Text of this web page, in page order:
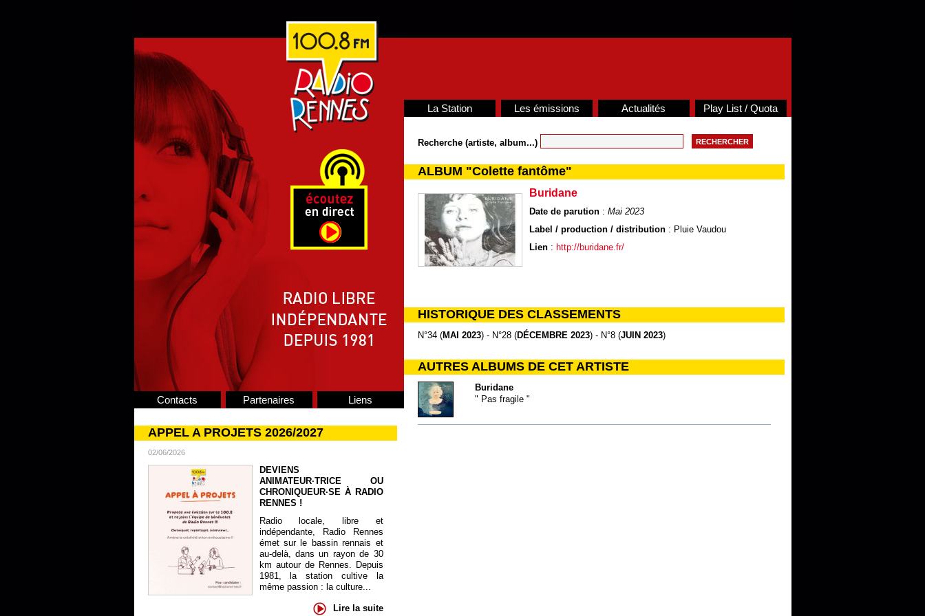
Contacts Partenaires Liens
APPEL A PROJETS 2026/2027
02/06/2026
DEVIENS
ANIMATEUR·TRICE OU
CHRONIQUEUR·SE À RADIO
RENNES !
Radio locale, libre et
indépendante, Radio Rennes
émet sur le bassin rennais et
au-delà, dans un rayon de 30
km autour de Rennes. Depuis
1981, la station cultive la
même passion : la culture...
Lire la suite
La Station Les émissions Actualités Play List / Quota
Recherche (artiste, album...)
ALBUM "Colette fantôme"
Buridane
Date de parution: Mai 2023
Label / production / distribution: Pluie Vaudou
Lien: http://buridane.fr/
HISTORIQUE DES CLASSEMENTS
N°34 (MAI 2023) - N°28 (DÉCEMBRE 2023) - N°8 (JUIN 2023)
AUTRES ALBUMS DE CET ARTISTE
Buridane
" Pas fragile "